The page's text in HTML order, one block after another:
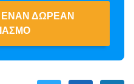
ΈΝΑΝ ΔΩΡΕΆΝ